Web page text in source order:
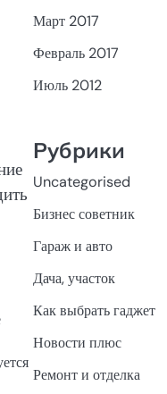
Март 2017
Февраль 2017
Июль 2012
Рубрики
Uncategorised
Бизнес советник
Гараж и авто
Дача, участок
Как выбрать гаджет
Новости плюс
Ремонт и отделка